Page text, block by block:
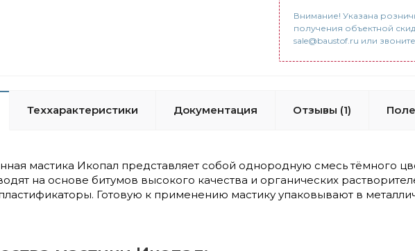
Внимание! Указана
получения объектной
sale@baustof.ru или
Теххарактеристики Документация Отзывы (1)
мастика Икопал представляет собой однородную смесь тёмного
на основе битумов высокого качества и органических
Готовую к применению мастику упаковывают в